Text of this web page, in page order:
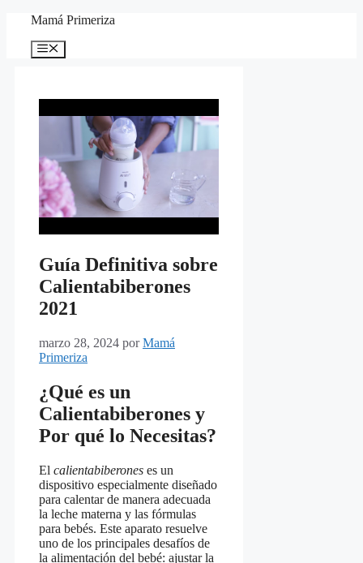
Saltar
contenido
Mamá Primeriza
Menú
Guía Definitiva sobre
Calientabiberones
2021
marzo 28, 2024 porMamá
Primeriza
¿Qué es un
Calientabiberones y
Por qué lo Necesitas?
El calientabiberones es un
dispositivo especialmente diseñado
para calentar de manera adecuada
la leche materna y las fórmulas
para bebés. Este aparato resuelve
uno de los principales desafíos de
la alimentación del bebé: ajustar la